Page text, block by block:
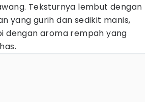
Teksturnya lembut dengan
yang gurih dan sedikit manis,
dengan aroma rempah yang